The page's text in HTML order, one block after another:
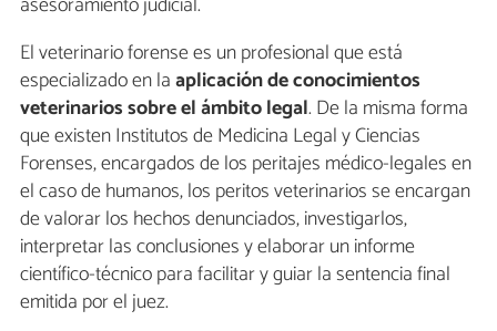
El veterinario forense es un profesional que está
especializado en laaplicación de conocimientos
veterinarios sobre el ámbito legal. De la misma forma
que existen Institutos de Medicina Legal y Ciencias
Forenses, encargados de los peritajes médico-legales en
el caso de humanos, los peritos veterinarios se encargan
de valorar los hechos denunciados, investigarlos,
interpretar las conclusiones y elaborar un informe
científico-técnico para facilitar y guiar la sentencia final
emitida por el juez.